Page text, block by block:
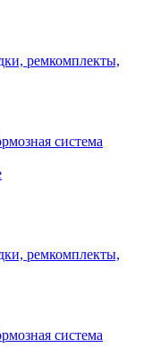
ремкомплекты,
система
ремкомплекты,
система